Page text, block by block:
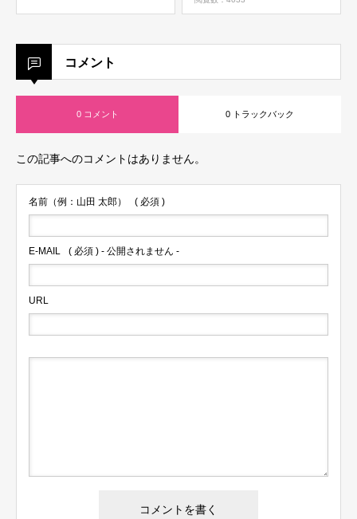
コメント
0 コメント 0 トラックバック
この記事へのコメントはありません。
名前（例：山田 太郎） ( 必須 )
E-MAIL ( 必須 ) - 公開されません -
URL